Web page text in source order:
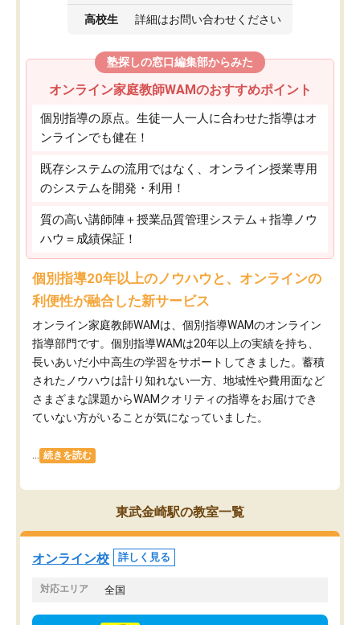
高校生 詳細はお問い合わせください
塾探しの窓口編集部からみた
オンライン家庭教師WAMのおすすめポイント
個別指導の原点。生徒一人一人に合わせた指導はオ
ンラインでも健在！
既存システムの流用ではなく、オンライン授業専用
のシステムを開発・利用！
質の高い講師陣＋授業品質管理システム＋指導ノウ
ハウ＝成績保証！
個別指導20年以上のノウハウと、オンラインの
利便性が融合した新サービス
オンライン家庭教師WAMは、個別指導WAMのオンライン
指導部門です。個別指導WAMは20年以上の実績を持ち、
長いあいだ小中高生の学習をサポートしてきました。蓄積
されたノウハウは計り知れない一方、地域性や費用面など
さまざまな課題からWAMクオリティの指導をお届けでき
ていない方がいることが気になっていました。
続きを読む
東武金崎駅の教室一覧
オンライン校 詳しく見る
対応エリア 全国